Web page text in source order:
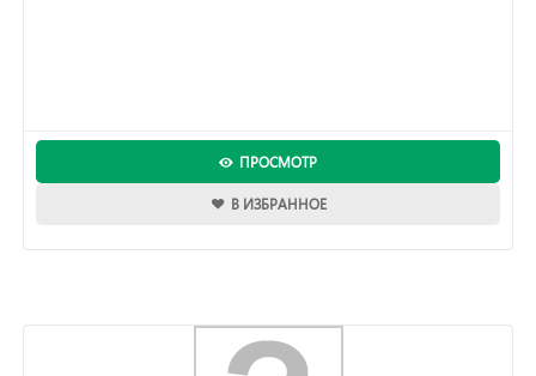
ПРОСМОТР
В ИЗБРАННОЕ